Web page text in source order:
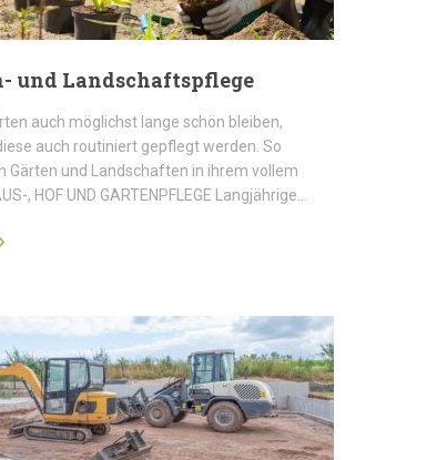
und Landschaftspflege
auch möglichst lange schön bleiben,
auch routiniert gepflegt werden. So
Gärten und Landschaften in ihrem vollem
, HOF UND GARTENPFLEGE Langjährige…